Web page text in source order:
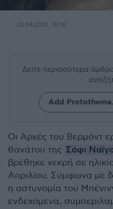
23.04.2025, 10:10
Δείτε περισσότερα
Add
Οι Αρχές του Βερμόντ
θανάτου της Σόφι
βρέθηκε νεκρή σε
Απριλίου. Σύμφωνα με
η αστυνομία του
ενδεχόμενα,